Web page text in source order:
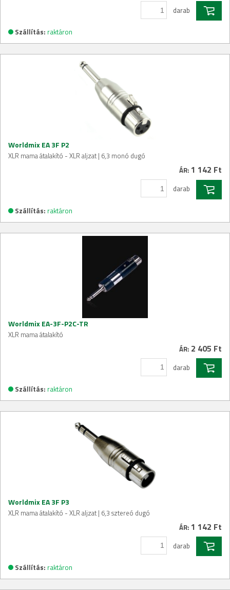
darab
Szállítás: raktáron
Worldmix EA 3F P2
XLR mama átalakító - XLR aljzat | 6,3 monó dugó
ÁR: 1 142 Ft
darab
Szállítás: raktáron
Worldmix EA-3F-P2C-TR
XLR mama átalakító
ÁR: 2 405 Ft
darab
Szállítás: raktáron
Worldmix EA 3F P3
XLR mama átalakító - XLR aljzat | 6,3 sztereó dugó
ÁR: 1 142 Ft
darab
Szállítás: raktáron